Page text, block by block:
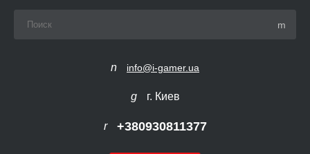
info@i-gamer.ua
г. Киев
+380930811377